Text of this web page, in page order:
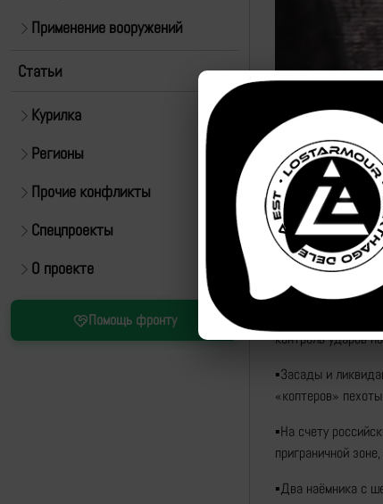
Применение вооружений
Статьи
Курилка
Регионы
Прочие конфликты
Спецпроекты
О проекте
Помощь фронту
Источник:https://
"Команда Рыбаря
только в
контроль ударов
▪️Засады и
«коптеров»
▪️На счету
приграничной
▪️Два наёмника с